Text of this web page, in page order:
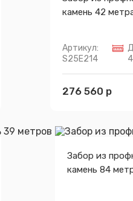
камень 42
Артикул:
S25E214
276 560 р
Забор из
камень 84